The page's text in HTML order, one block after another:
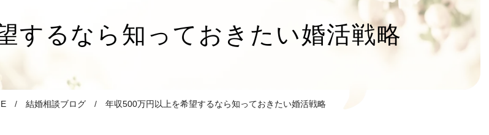
するなら知っておきたい婚活戦略
結婚相談ブログ 年収500万円以上を希望するなら知っておきたい婚活戦略